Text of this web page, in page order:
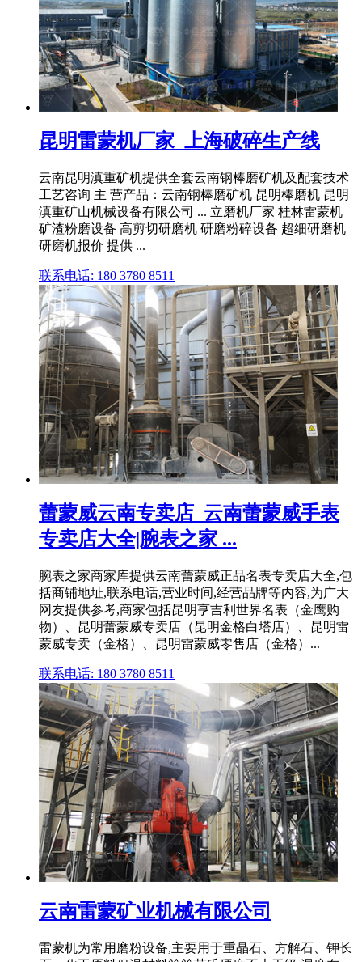
昆明雷蒙机厂家_上海破碎生产线
云南昆明滇重矿机提供全套云南钢棒磨矿机及配套技术
工艺咨询 主 营产品：云南钢棒磨矿机 昆明棒磨机 昆明
滇重矿山机械设备有限公司 ... 立磨机厂家 桂林雷蒙机
矿渣粉磨设备 高剪切研磨机 研磨粉碎设备 超细研磨机
研磨机报价 提供 ...
联系电话: 180 3780 8511
蕾蒙威云南专卖店_云南蕾蒙威手表
专卖店大全|腕表之家 ...
腕表之家商家库提供云南蕾蒙威正品名表专卖店大全,包
括商铺地址,联系电话,营业时间,经营品牌等内容,为广大
网友提供参考,商家包括昆明亨吉利世界名表（金鹰购
物）、昆明蕾蒙威专卖店（昆明金格白塔店）、昆明雷
蒙威专卖（金格）、昆明雷蒙威零售店（金格）...
联系电话: 180 3780 8511
云南雷蒙矿业机械有限公司
雷蒙机为常用磨粉设备,主要用于重晶石、方解石、钾长